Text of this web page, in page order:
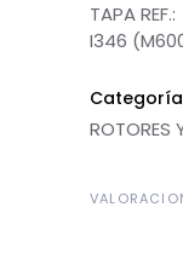
TAPA REF.:
I346
ROTORES